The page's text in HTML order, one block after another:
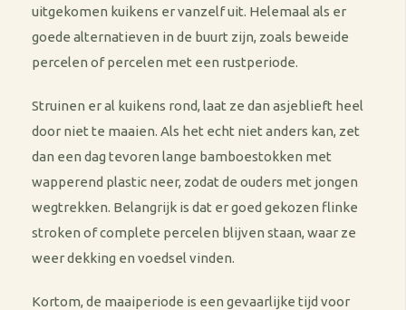
uitgekomen kuikens er vanzelf uit. Helemaal als er
goede alternatieven in de buurt zijn, zoals beweide
percelen of percelen met een rustperiode.
Struinen er al kuikens rond, laat ze dan asjeblieft heel
door niet te maaien. Als het echt niet anders kan, zet
dan een dag tevoren lange bamboestokken met
wapperend plastic neer, zodat de ouders met jongen
wegtrekken. Belangrijk is dat er goed gekozen flinke
stroken of complete percelen blijven staan, waar ze
weer dekking en voedsel vinden.
Kortom, de maaiperiode is een gevaarlijke tijd voor